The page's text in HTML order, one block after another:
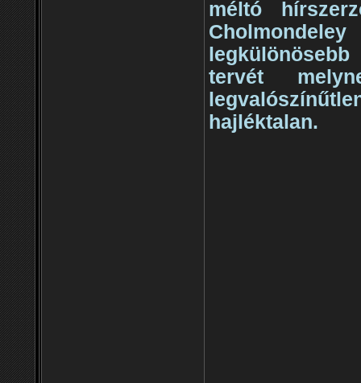
méltó
tervét
hajléktalan.